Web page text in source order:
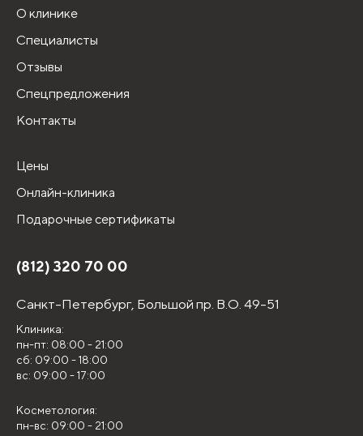
О клинике
Специалисты
Отзывы
Спецпредложения
Контакты
Цены
Онлайн-клиника
Подарочные сертификаты
(812) 320 70 00
Санкт-Петербург, Большой пр. В.О. 49-51
Клиника:
пн-пт: 08:00 - 21:00
сб: 09:00 - 18:00
вс: 09:00 - 17:00
Косметология:
пн-вс: 09:00 - 21:00